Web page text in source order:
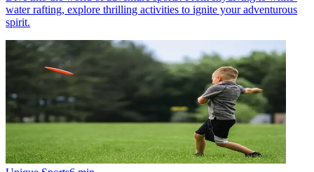
water rafting, explore thrilling activities to ignite your adventurous
spirit.